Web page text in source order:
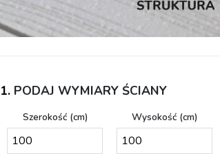
1. PODAJ WYMIARY ŚCIANY
Szerokość (cm) Wysokość (cm)